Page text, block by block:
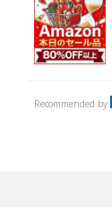
Recommended by